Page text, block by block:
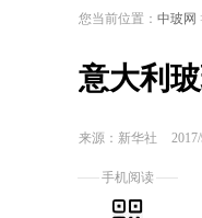
您当前位置： 中玻网
手机阅读
意大利
来源：新华社